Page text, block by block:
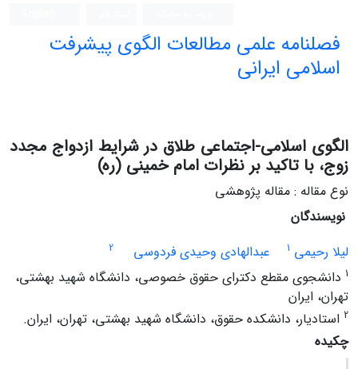
فصلنامه علمی مطالعات الگوی پیشرفت
اسلامی ایرانی
الگوی اسلامی-اجتماعی طلاق در شرایط ازدواج مجدد
زوج، با تاکید بر نظرات امام خمینی (ره)
نوع مقاله : مقاله پژوهشی
نویسندگان
لیلا رحیمی 1 عبدالهادی وحیدی فردوسی
2
1 دانشجوی مقطع دکترای حقوق خصوصی، دانشگاه شهید بهشتی،
تهران، ایران
2 استادیار، دانشکده حقوق، دانشگاه شهید بهشتی، تهران، ایران.
چکیده